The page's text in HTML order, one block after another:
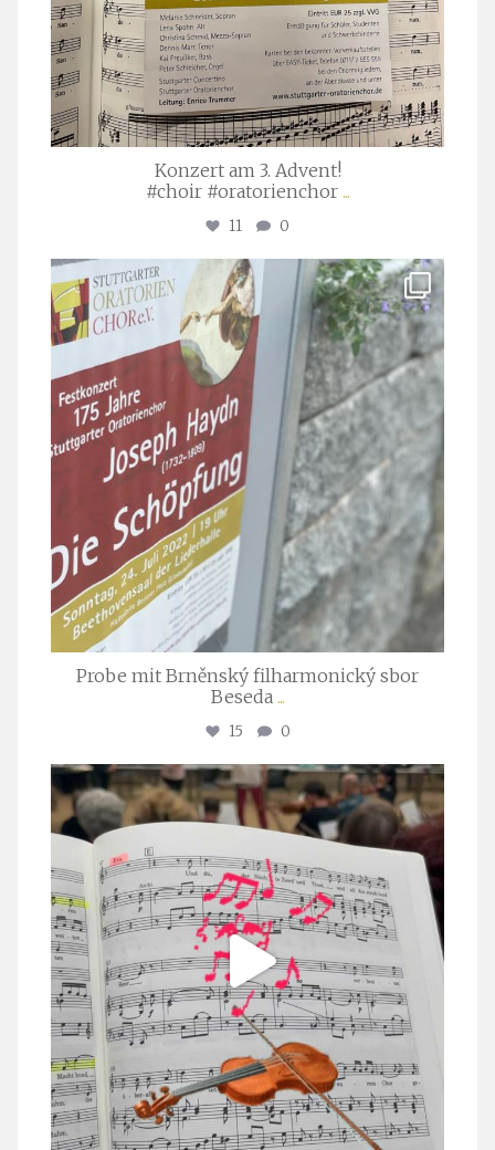
Konzert am 3. Advent!
#choir #oratorienchor ...
11 0
stuttgarter_oratorienchor
Juli 23
Probe mit Brněnský filharmonický sbor
Beseda ...
15 0
stuttgarter_oratorienchor
Juli 23